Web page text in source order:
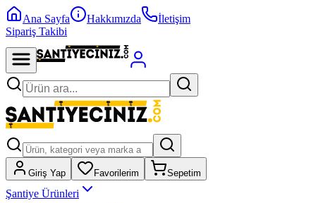
Ana Sayfa Hakkımızda
İletişim
Sipariş Takibi
Giriş Yap Favorilerim Sepetim
Şantiye Ürünleri